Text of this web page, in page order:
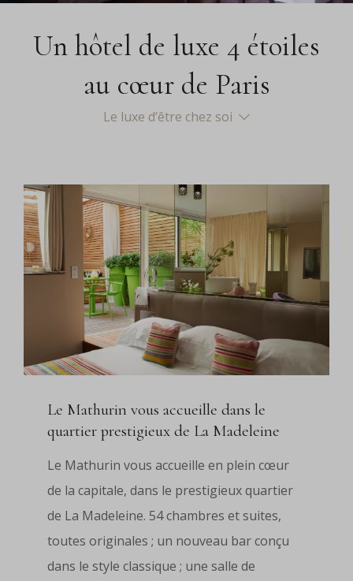
Un hôtel de luxe 4 étoiles
au cœur de Paris
Le luxe d’être chez soi
Le Mathurin vous accueille dans le
quartier prestigieux de La Madeleine
Le Mathurin vous accueille en plein cœur
de la capitale, dans le prestigieux quartier
de La Madeleine. 54 chambres et suites,
toutes originales ; un nouveau bar conçu
dans le style classique ; une salle de